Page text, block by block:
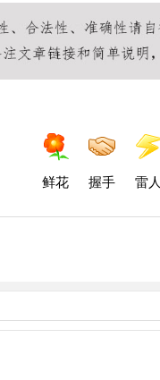
鲜花 握手 雷